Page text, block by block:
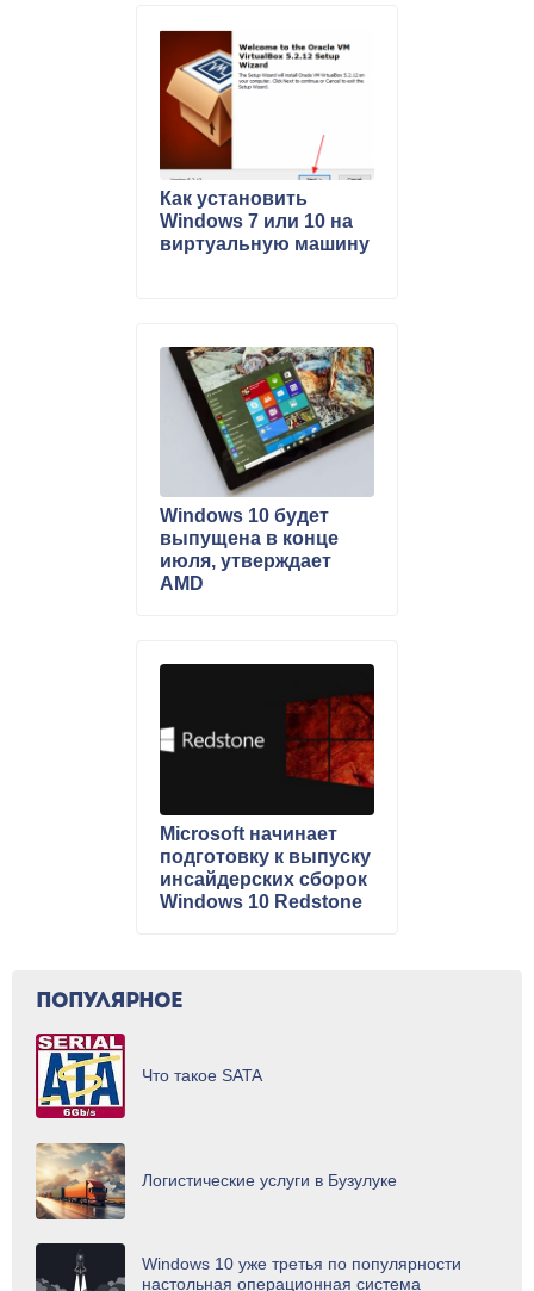
Как установить
Windows 7 или 10 на
виртуальную машину
Windows 10 будет
выпущена в конце
июля, утверждает
AMD
Microsoft начинает
подготовку к выпуску
инсайдерских сборок
Windows 10 Redstone
ПОПУЛЯРНОЕ
Что такое SATA
Логистические услуги в Бузулуке
Windows 10 уже третья по популярности
настольная операционная система